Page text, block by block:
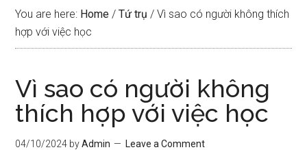
You are here: Home / Tứ trụ / Vì sao có người không thích
hợp với việc học
Vì sao có người không
thích hợp với việc học
04/10/2024 byAdmin Leave a Comment